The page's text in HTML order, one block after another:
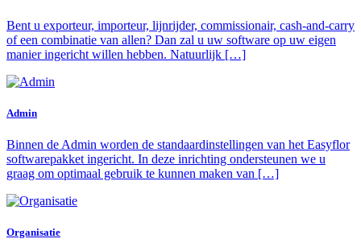
Bent u exporteur, importeur, lijnrijder, commissionair, cash-and-carry
of een combinatie van allen? Dan zal u uw software op uw eigen
manier ingericht willen hebben. Natuurlijk […]
Admin
Binnen de Admin worden de standaardinstellingen van het Easyflor
softwarepakket ingericht. In deze inrichting ondersteunen we u
graag om optimaal gebruik te kunnen maken van […]
Organisatie